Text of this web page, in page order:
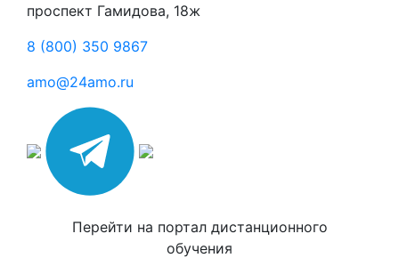
​проспект Гамидова, 18ж
8 (800) 350 9867
amo@24amo.ru
Перейти на портал дистанционного
обучения